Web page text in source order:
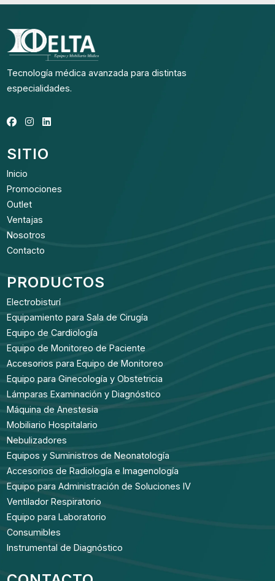
Tecnología médica avanzada para distintas
especialidades.
SITIO
Inicio
Promociones
Outlet
Ventajas
Nosotros
Contacto
PRODUCTOS
Electrobisturí
Equipamiento para Sala de Cirugía
Equipo de Cardiología
Equipo de Monitoreo de Paciente
Accesorios para Equipo de Monitoreo
Equipo para Ginecología y Obstetricia
Lámparas Examinación y Diagnóstico
Máquina de Anestesia
Mobiliario Hospitalario
Nebulizadores
Equipos y Suministros de Neonatología
Accesorios de Radiología e Imagenología
Equipo para Administración de Soluciones IV
Ventilador Respiratorio
Equipo para Laboratorio
Consumibles
Instrumental de Diagnóstico